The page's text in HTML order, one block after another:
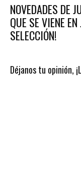
NOVEDADES DE
QUE SE VIENE
SELECCIÓN!
Déjanos tu opinión,